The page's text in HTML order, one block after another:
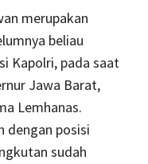
merupakan
beliau
Kapolri, pada saat
Jawa Barat,
Lemhanas.
dengan posisi
sudah